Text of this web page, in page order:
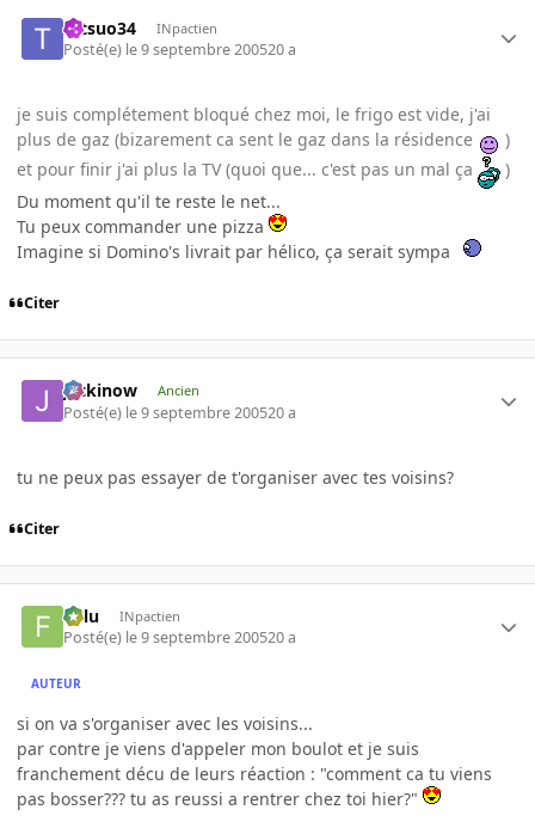
tetsuo34 INpactien
Posté(e) le 9 septembre 200520 a
je suis complétement bloqué chez moi, le frigo est vide, j'ai
plus de gaz (bizarement ca sent le gaz dans la résidence
)
et pour finir j'ai plus la TV (quoi que... c'est pas un mal ça
)
Du moment qu'il te reste le net...
Tu peux commander une pizza
Imagine si Domino's livrait par hélico, ça serait sympa
Citer
jackinow Ancien
Posté(e) le 9 septembre 200520 a
tu ne peux pas essayer de t'organiser avec tes voisins?
Citer
Fulu INpactien
Posté(e) le 9 septembre 200520 a
AUTEUR
si on va s'organiser avec les voisins...
par contre je viens d'appeler mon boulot et je suis
franchement décu de leurs réaction : "comment ca tu viens
pas bosser??? tu as reussi a rentrer chez toi hier?"